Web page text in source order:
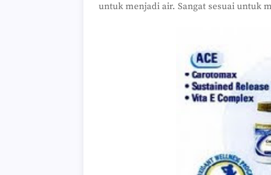
untuk menjadi air. Sangat sesuai untuk